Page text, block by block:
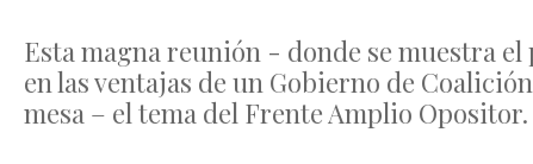
Esta magna reunión - donde se muestra
en las ventajas de un Gobierno de
mesa – el tema del Frente Amplio Opositor.